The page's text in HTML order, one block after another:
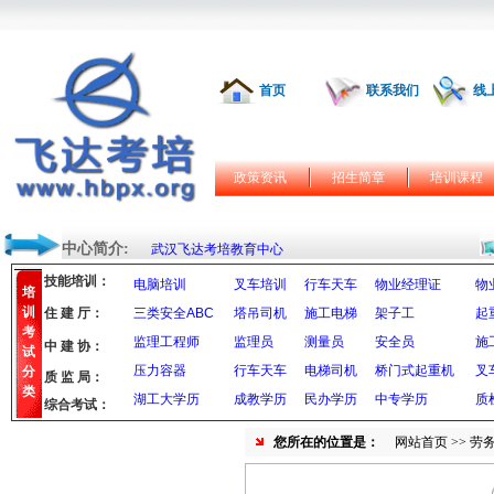
首页 联系我们 线
政策资讯 招生简章 培训课程
中心简介: 武汉飞达考培教育中心
培
训
考
试
分
类
技能培训： 电脑培训 叉车培训 行车天车 物业经理证
物
三类安全ABC
塔吊司机 施工电梯 架子工
起
监理工程师
监理员 测量员 安全员
施
压力容器
行车天车 电梯司机 桥门式起重机
叉
湖工大学历
成教学历 民办学历 中专学历 质
住 建 厅：
中 建 协：
质 监 局：
综合考试：
您所在的位置是： 网站首页 >> 劳